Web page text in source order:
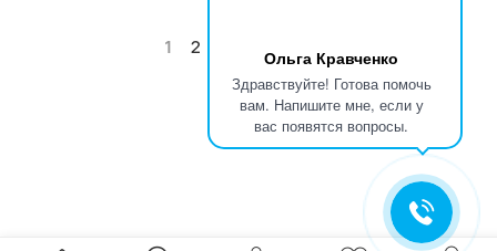
Ольга Кравченко
Здравствуйте! Готова помочь
вам. Напишите мне, если у
вас появятся вопросы.
1 2